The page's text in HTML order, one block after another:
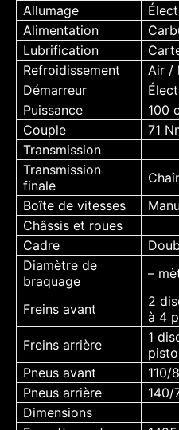
Allumage
Alimentation
Lubrification
Refroidissement
Air /
Démarreur
Puissance
100
Couple
71
Transmission
Transmission
finale
Boîte de vitesses
Châssis et roues
Cadre
Diamètre de
braquage
–
Freins avant
2
à 4
Freins arrière
1
Pneus avant
110/
Pneus arrière
140/
Dimensions